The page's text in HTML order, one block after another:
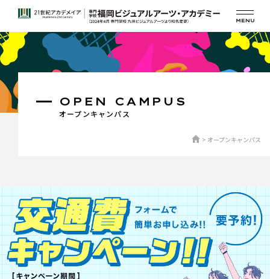
オープンキャンパス
OPEN CAMPUS
オープンキャンパス